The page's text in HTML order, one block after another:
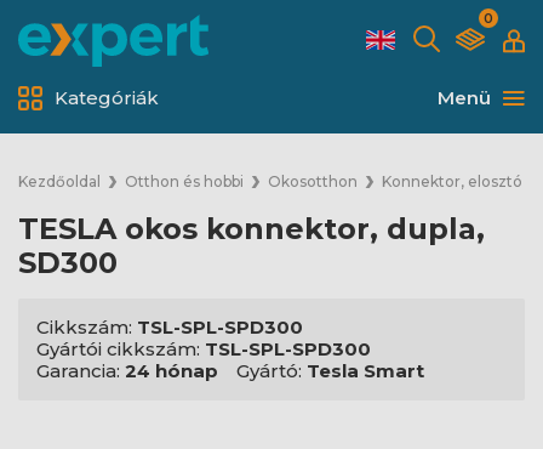
0
Menü
Kategóriák
Kezdőoldal Otthon és hobbi Okosotthon Konnektor, elosztó
TESLA okos konnektor, dupla,
SD300
Cikkszám: TSL-SPL-SPD300
Gyártói cikkszám: TSL-SPL-SPD300
Garancia: 24 hónap Gyártó: Tesla Smart